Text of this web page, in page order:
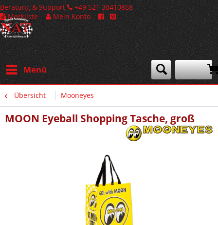
Beratung & Support
+49 521 30410858
Merkliste
Mein Konto
Menü
Übersicht Mooneyes
MOON Eyeball Shopping Tasche, groß